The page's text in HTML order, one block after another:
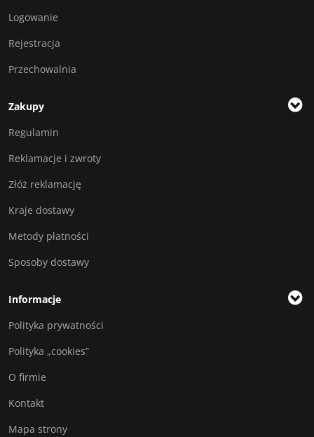
Logowanie
Rejestracja
Przechowalnia
Zakupy
Regulamin
Reklamacje i zwroty
Złóż reklamację
Kraje dostawy
Metody płatności
Sposoby dostawy
Informacje
Polityka prywatności
Polityka „cookies”
O firmie
Kontakt
Mapa strony